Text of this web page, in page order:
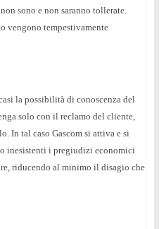
sono e non saranno tollerate.
vengono tempestivamente
la possibilità di conoscenza del
solo con il reclamo del cliente,
In tal caso Gascom si attiva e si
inesistenti i pregiudizi economici
riducendo al minimo il disagio che